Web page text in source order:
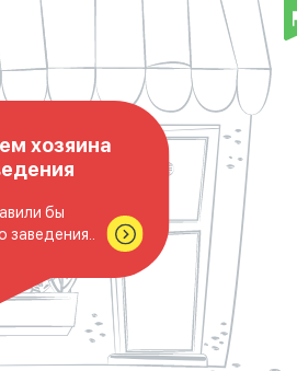
хозяина
бы
заведения..